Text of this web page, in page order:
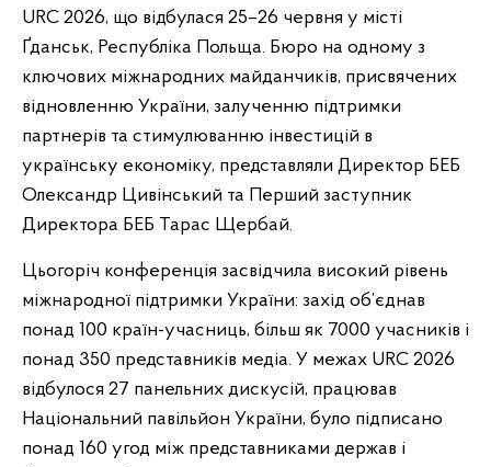
URC 2026, що відбулася 25–26 червня у місті
Ґданськ, Республіка Польща. Бюро на одному з
ключових міжнародних майданчиків, присвячених
відновленню України, залученню підтримки
партнерів та стимулюванню інвестицій в
українську економіку, представляли Директор БЕБ
Олександр Цивінський та Перший заступник
Директора БЕБ Тарас Щербай.
Цьогоріч конференція засвідчила високий рівень
міжнародної підтримки України: захід об’єднав
понад 100 країн-учасниць, більш як 7000 учасників і
понад 350 представників медіа. У межах URC 2026
відбулося 27 панельних дискусій, працював
Національний павільйон України, було підписано
понад 160 угод між представниками держав і